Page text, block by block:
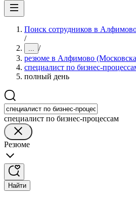
Поиск сотрудников в
/
... /
резюме в Алфимово
специалист по бизнес-
полный день
специалист по бизнес-процессам
Резюме
Найти